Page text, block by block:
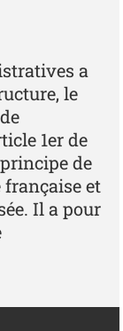
a
le
1er de
de
et
Il a pour